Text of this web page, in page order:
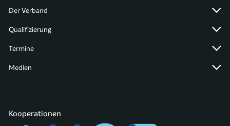
Der Verband
Qualifizierung
Termine
Medien
Kooperationen